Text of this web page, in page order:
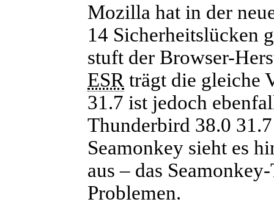
Mozilla hat in der
14 Sicherheitslücken
stuft der Browser-
ESR trägt die gleiche
31.7 ist jedoch
Thunderbird 38.0
Seamonkey sieht es
aus – das
Problemen.